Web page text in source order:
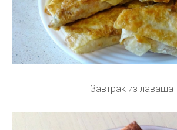
Завтрак из лаваша